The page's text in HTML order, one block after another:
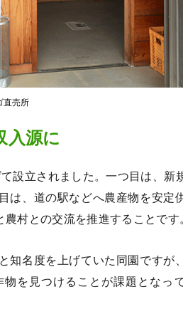
直売所
入源に
設立されました。一つ目は、新
は、道の駅などへ農産物を安定
村との交流を推進することです
知名度を上げていた同園ですが
を見つけることが課題となっ